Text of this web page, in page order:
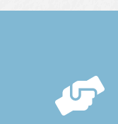
você entende,
cresce com
estratégico.